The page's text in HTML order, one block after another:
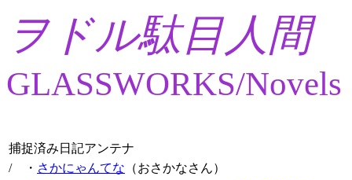
ヲドル駄目人間
GLASSWORKS/Novels
捕捉済み日記アンテナ
/ ・ さかにゃんてな （おさかなさん）